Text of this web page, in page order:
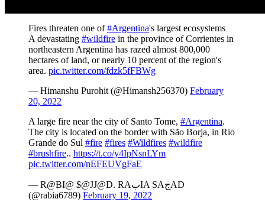
Fires threaten one of#Argentina's largest ecosystems
A devastating #wildfire in the province of Corrientes in
northeastern Argentina has razed almost 800,000
hectares of land, or nearly 10 percent of the region's
area. pic.twitter.com/fdzk5fFBWg
— Himanshu Purohit (@Himansh256370) February
20, 2022
A large fire near the city of Santo Tome, #Argentina.
The city is located on the border with São Borja, in Rio
Grande do Sul #fire #fires #Wildfires #wildfire
#brushfire.. https://t.co/y4IpNsnLYm
pic.twitter.com/nEFEUVgFaE
— R@BI@ $@JJ@D. RAبIA SAجAD
(@rabia6789) February 19, 2022